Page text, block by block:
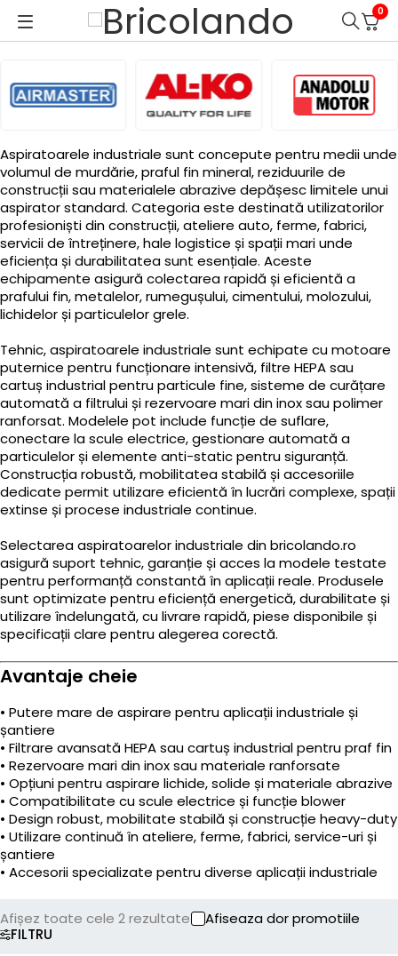
0
Aspiratoarele industriale sunt concepute pentru medii unde
volumul de murdărie, praful fin mineral, reziduurile de
construcții sau materialele abrazive depășesc limitele unui
aspirator standard. Categoria este destinată utilizatorilor
profesioniști din construcții, ateliere auto, ferme, fabrici,
servicii de întreținere, hale logistice și spații mari unde
eficiența și durabilitatea sunt esențiale. Aceste
echipamente asigură colectarea rapidă și eficientă a
prafului fin, metalelor, rumegușului, cimentului, molozului,
lichidelor și particulelor grele.
Tehnic, aspiratoarele industriale sunt echipate cu motoare
puternice pentru funcționare intensivă, filtre HEPA sau
cartuș industrial pentru particule fine, sisteme de curățare
automată a filtrului și rezervoare mari din inox sau polimer
ranforsat. Modelele pot include funcție de suflare,
conectare la scule electrice, gestionare automată a
particulelor și elemente anti-static pentru siguranță.
Construcția robustă, mobilitatea stabilă și accesoriile
dedicate permit utilizare eficientă în lucrări complexe, spații
extinse și procese industriale continue.
Selectarea aspiratoarelor industriale din bricolando.ro
asigură suport tehnic, garanție și acces la modele testate
pentru performanță constantă în aplicații reale. Produsele
sunt optimizate pentru eficiență energetică, durabilitate și
utilizare îndelungată, cu livrare rapidă, piese disponibile și
specificații clare pentru alegerea corectă.
Avantaje cheie
• Putere mare de aspirare pentru aplicații industriale și
șantiere
• Filtrare avansată HEPA sau cartuș industrial pentru praf fin
• Rezervoare mari din inox sau materiale ranforsate
• Opțiuni pentru aspirare lichide, solide și materiale abrazive
• Compatibilitate cu scule electrice și funcție blower
• Design robust, mobilitate stabilă și construcție heavy-duty
• Utilizare continuă în ateliere, ferme, fabrici, service-uri și
șantiere
• Accesorii specializate pentru diverse aplicații industriale
FILTRU
Afișez toate cele 2 rezultate Afiseaza dor promotiile